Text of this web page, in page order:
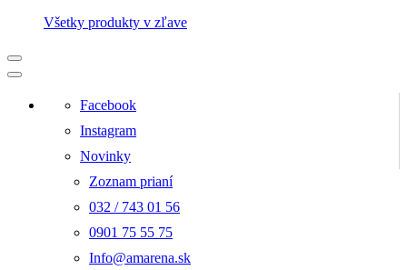
Všetky produkty v zľave
Facebook
Instagram
Novinky
Zoznam prianí
032 / 743 01 56
0901 75 55 75
Info@amarena.sk